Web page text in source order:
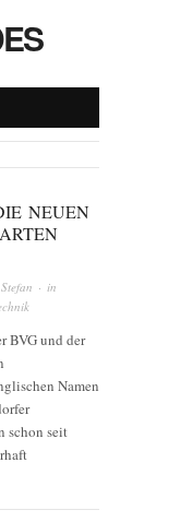
NEUEN
Stefan · in
BVG und der
Namen
schon seit